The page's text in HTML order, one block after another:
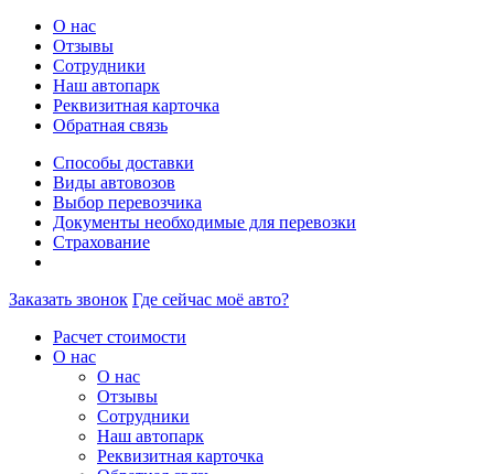
О нас
Отзывы
Сотрудники
Наш автопарк
Реквизитная карточка
Обратная связь
Способы доставки
Виды автовозов
Выбор перевозчика
Документы необходимые для перевозки
Страхование
Заказать звонок Где сейчас моё авто?
Расчет стоимости
О нас
О нас
Отзывы
Сотрудники
Наш автопарк
Реквизитная карточка